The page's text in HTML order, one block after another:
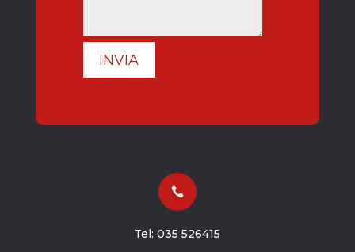
INVIA

Tel:035 526415